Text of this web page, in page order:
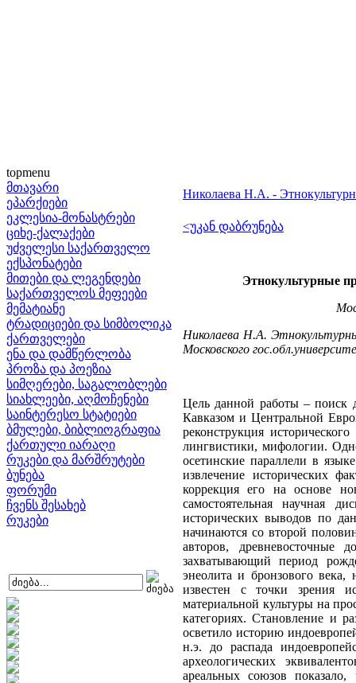
topmenu
მთავარი
ეპარქიები
ეკლესია-მონასტრები
ციხე-ქალაქები
უძველესი საქართველო
ექსპონატები
მითები და ლეგენდები
საქართველოს მეფეები
მემატიანე
ტრადიციები და სიმბოლიკა
ქართველები
ენა და დამწერლობა
პროზა და პოეზია
სიმღერები, საგალობლები
სიახლეები, აღმოჩენები
საინტერესო სტატიები
ბმულები, ბიბლიოგრაფია
ქართული იარაღი
რუკები და მარშრუტები
ბუნება
ფორუმი
ჩვენს შესახებ
რუკები
Николаева Н.А. -
<უკან დაბრუნება
Этнокультурные
Николаева Н.А.
Московского
Цель данной работы – поиск
Кавказом и Центральной
реконструкция
лингвистики, мифологии.
осетинские параллели в
извлечение исторических
коррекция его на основе
самостоятельная научная
исторических выводов по
начинаются со второй
авторов,
захватывающий период
энеолита и бронзового
известен с точки зрения
материальной культуры на
категориях. Становление и
осветило историю
н.э. до распада
археологических
ареальных союзов